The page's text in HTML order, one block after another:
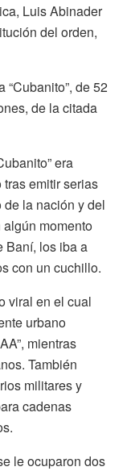
Luis Abinader
del orden,
de 52
de la citada
era
emitir serias
la nación y del
momento
Baní, los iba a
con un cuchillo.
viral en el cual
urbano
mientras
También
militares y
cadenas
le ocuparon dos